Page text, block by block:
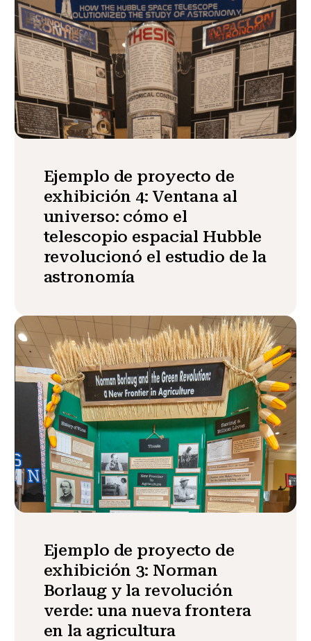
Ejemplo de proyecto de
exhibición 4: Ventana al
universo: cómo el
telescopio espacial Hubble
revolucionó el estudio de la
astronomía
Ejemplo de proyecto de
exhibición 3: Norman
Borlaug y la revolución
verde: una nueva frontera
en la agricultura